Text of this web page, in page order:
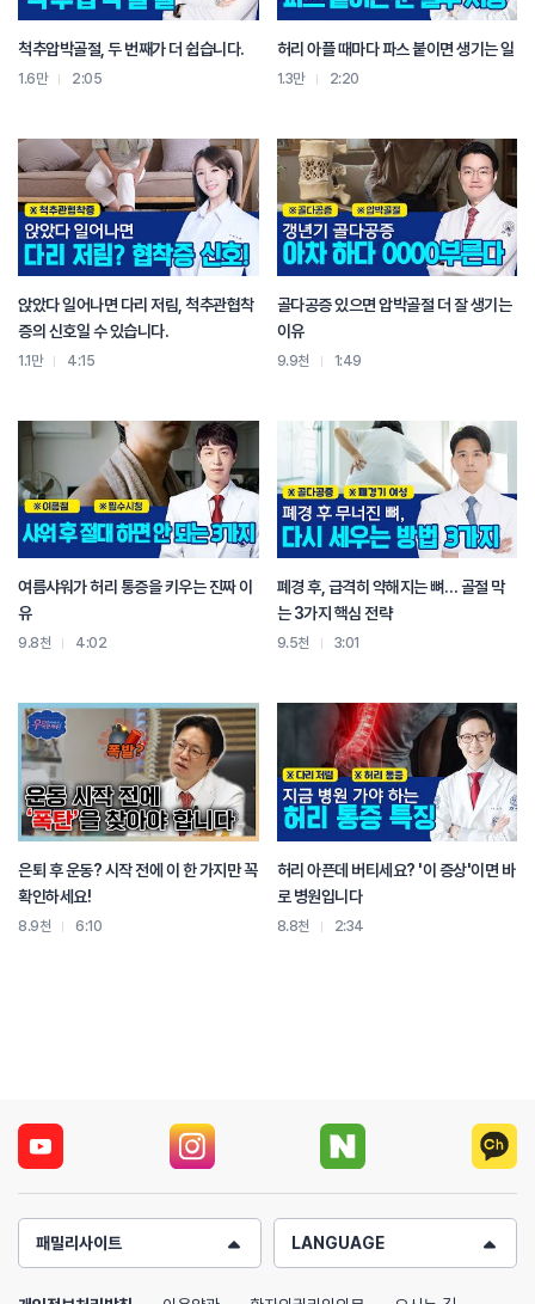
근데 거기도 근육 덩어리야.
이제 근육이 꿀렁꿀렁꿀렁 하면서
계속 있어야 되는데
다시 만들어 주는 방법은
직접 방법과 간접 방법이 있어.
직접 방법은 다시 거기 막 문질러 주는 거야.
그니까 위장이나 횡격막 부분을 많이 문질러 줘서
다시 움직이게 해주는
배 너무 클로즈업 하면
이걸 올려 있으니까
이 장이 움직이는 방향대로
시계 방향으로 요렇게 돌려주면
장이 밑에서 쭉 풀려주면서 위가 또 움직여줄 수 있는
약간 간접 방법이 있을 수가 있고
또 중요한 간접 내가 많이 쓰는 건데
위장이 딱 멈추게 되면 횡격막이 멈추게 되면
뭐 또 멈추냐면 우리 갈비뼈 사이사이에 있는
늑간 근육들도 탁 수축을 해.
그런 것들을 풀어 주게 되면
간접적으로 위장의 기능도 근육도 움직이게 돼.
그래서 갈비뼈 이 트렁크를 이렇게 옆으로 눌러 주거나
쇄골 위아래를 두 손가락으로 요렇게 마사지해서
또 제2의 횡격막이라고 하는 이쪽에 또 있거든.
그래서 간접적으로 이 근육들을 풀어주면서
위장의 운동이 활발해지도록 만들어 주는 것이 좋지.
(질문)
그럼 아기들이 이제 배 아프다고 하면
왜 옛날에 엄마들이 이렇게 쓸어주고 했던 게
(이진호 병원장)
아, 무조건 효과가 있고
나중에 한번 내가 풀어 줄게.
(질문)
콜라나 사이다를 먹으면 그게 소화제가 아니야.
척추압박골절, 두 번째가 더 쉽습니다.
1.6만 2:05
허리 아플 때마다 파스 붙이면 생기는 일
1.3만 2:20
앉았다 일어나면 다리 저림, 척추관협착
증의 신호일 수 있습니다.
1.1만 4:15
골다공증 있으면 압박골절 더 잘 생기는
이유
9.9천 1:49
여름샤워가 허리 통증을 키우는 진짜 이
유
9.8천 4:02
폐경 후, 급격히 약해지는 뼈… 골절 막
는 3가지 핵심 전략
9.5천 3:01
은퇴 후 운동? 시작 전에 이 한 가지만 꼭
확인하세요!
8.9천 6:10
허리 아픈데 버티세요? '이 증상'이면 바
로 병원입니다
8.8천 2:34
패밀리사이트 LANGUAGE